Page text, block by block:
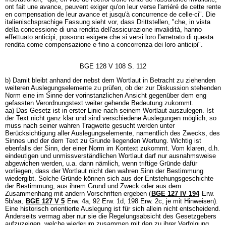
ont fait une avance, peuvent exiger qu'on leur verse l'arriéré de cette rente
en compensation de leur avance et jusqu'à concurrence de celle-ci". Die
italienischsprachige Fassung sieht vor, dass Drittstellen, "che, in vista
della concessione di una rendita dell'assicurazione invalidità, hanno
effettuato anticipi, possono esigere che si versi loro l'arretrato di questa
rendita come compensazione e fino a concorrenza dei loro anticipi".
BGE 128 V 108 S. 112
b) Damit bleibt anhand der nebst dem Wortlaut in Betracht zu ziehenden
weiteren Auslegungselemente zu prüfen, ob der zur Diskussion stehenden
Norm eine im Sinne der vorinstanzlichen Ansicht gegenüber dem eng
gefassten Verordnungstext weiter gehende Bedeutung zukommt.
aa) Das Gesetz ist in erster Linie nach seinem Wortlaut auszulegen. Ist
der Text nicht ganz klar und sind verschiedene Auslegungen möglich, so
muss nach seiner wahren Tragweite gesucht werden unter
Berücksichtigung aller Auslegungselemente, namentlich des Zwecks, des
Sinnes und der dem Text zu Grunde liegenden Wertung. Wichtig ist
ebenfalls der Sinn, der einer Norm im Kontext zukommt. Vom klaren, d.h.
eindeutigen und unmissverständlichen Wortlaut darf nur ausnahmsweise
abgewichen werden, u.a. dann nämlich, wenn triftige Gründe dafür
vorliegen, dass der Wortlaut nicht den wahren Sinn der Bestimmung
wiedergibt. Solche Gründe können sich aus der Entstehungsgeschichte
der Bestimmung, aus ihrem Grund und Zweck oder aus dem
Zusammenhang mit andern Vorschriften ergeben ( BGE 127 IV 194 Erw.
5b/aa, BGE 127 V 5 Erw. 4a, 92 Erw. 1d, 198 Erw. 2c, je mit Hinweisen).
Eine historisch orientierte Auslegung ist für sich allein nicht entscheidend.
Anderseits vermag aber nur sie die Regelungsabsicht des Gesetzgebers